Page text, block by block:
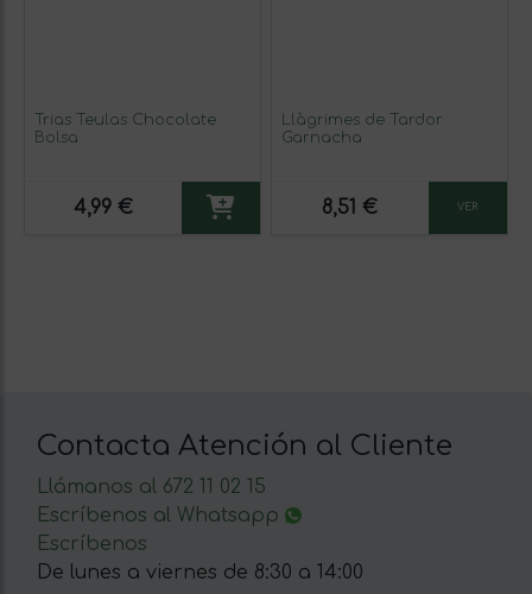
Trias Teulas Chocolate
Bolsa
4,99 €
Llàgrimes de Tardor
Garnacha
8,51 € VER
Contacta Atención al Cliente
Llámanos al 672 11 02 15
Escríbenos al Whatsapp
Escríbenos
De lunes a viernes de 8:30 a 14:00